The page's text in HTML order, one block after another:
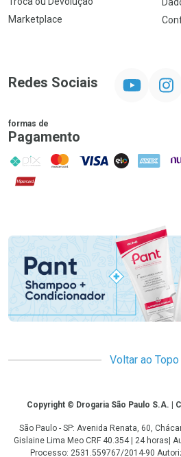
Marketplace
Redes Sociais
formas de
Pagamento
PIX MasterCard
VISA ELO AMEX
Hipercard
Promoção em
Voltar ao Topo
CopyrightCopyright © Drogaria São Paulo S.A. |
São Paulo - SP: Avenida Renata, 60,
Gislaine Lima Meo CRF 40.354 | 24 horas|
Processo: 2531.559767/2014-90